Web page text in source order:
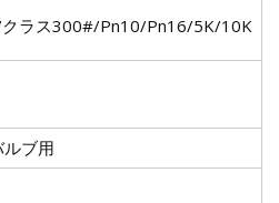
ラス300#/Pn10/Pn16/5K/10K
ブ用